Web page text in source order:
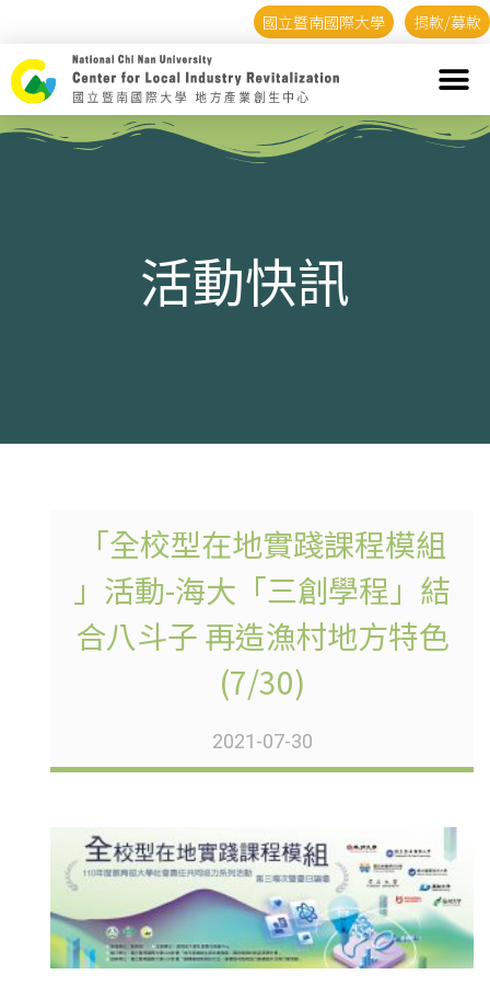
國立暨南國際大學 捐款/募款
活動快訊
「全校型在地實踐課程模組
」活動-海大「三創學程」結
合八斗子 再造漁村地方特色
(7/30)
2021-07-30